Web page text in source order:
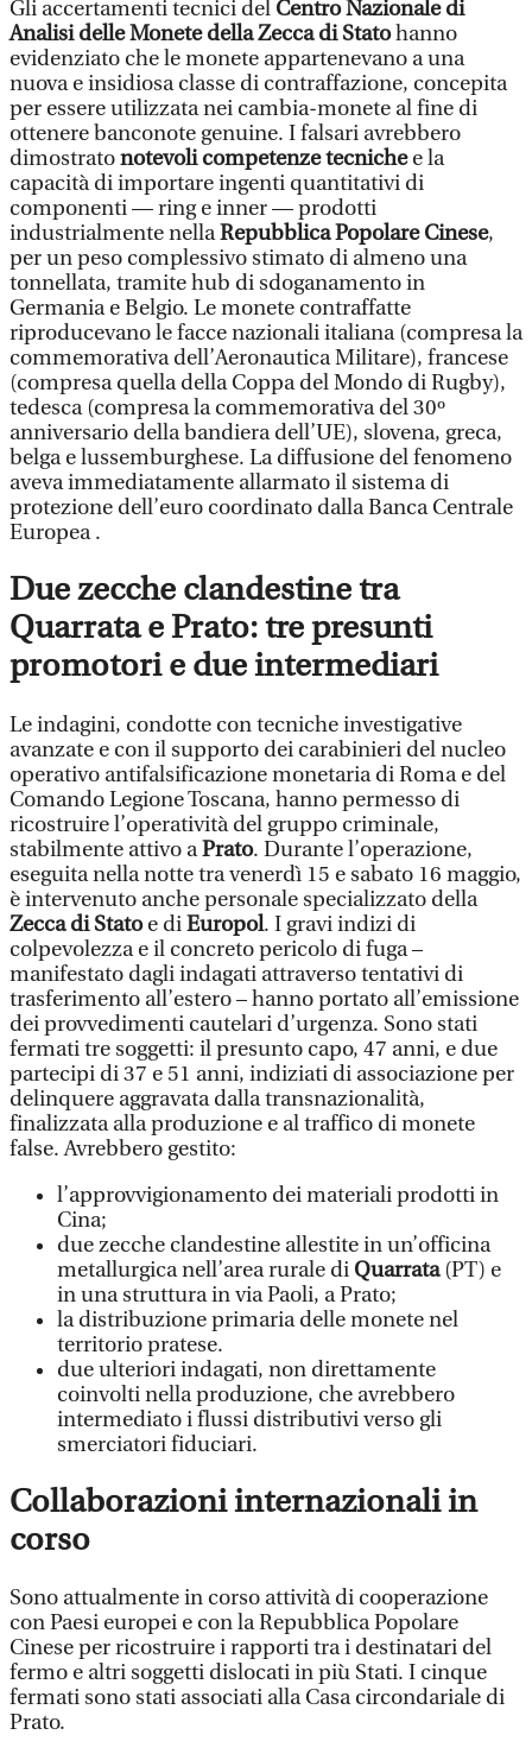
Gli accertamenti tecnici del Centro Nazionale di
Analisi delle Monete della Zecca di Statohanno
evidenziato che le monete appartenevano a una
nuova e insidiosa classe di contraffazione, concepita
per essere utilizzata nei cambia-monete al fine di
ottenere banconote genuine. I falsari avrebbero
dimostratonotevoli competenze tecnichee la
capacità di importare ingenti quantitativi di
componenti — ring e inner — prodotti
industrialmente nellaRepubblica Popolare Cinese,
per un peso complessivo stimato di almeno una
tonnellata, tramite hub di sdoganamento in
Germania e Belgio. Le monete contraffatte
riproducevano le facce nazionali italiana (compresa la
commemorativa dell’Aeronautica Militare), francese
(compresa quella della Coppa del Mondo di Rugby),
tedesca (compresa la commemorativa del 30º
anniversario della bandiera dell’UE), slovena, greca,
belga e lussemburghese. La diffusione del fenomeno
aveva immediatamente allarmato il sistema di
protezione dell’euro coordinato dalla Banca Centrale
Europea .
Due zecche clandestine tra
Quarrata e Prato: tre presunti
promotori e due intermediari
Le indagini, condotte con tecniche investigative
avanzate e con il supporto dei carabinieri del nucleo
operativo antifalsificazione monetaria di Roma e del
Comando Legione Toscana, hanno permesso di
ricostruire l’operatività del gruppo criminale,
stabilmente attivo aPrato. Durante l’operazione,
eseguita nella notte tra venerdì 15 e sabato 16 maggio,
è intervenuto anche personale specializzato della
Zecca di Statoe diEuropol. I gravi indizi di
colpevolezza e il concreto pericolo di fuga –
manifestato dagli indagati attraverso tentativi di
trasferimento all’estero – hanno portato all’emissione
dei provvedimenti cautelari d’urgenza. Sono stati
fermati tre soggetti: il presunto capo, 47 anni, e due
partecipi di 37 e 51 anni, indiziati di associazione per
delinquere aggravata dalla transnazionalità,
finalizzata alla produzione e al traffico di monete
false. Avrebbero gestito:
l’approvvigionamento dei materiali prodotti in
Cina;
due zecche clandestine allestite in un’officina
metallurgica nell’area rurale di Quarrata(PT) e
in una struttura in via Paoli, a Prato;
la distribuzione primaria delle monete nel
territorio pratese.
due ulteriori indagati, non direttamente
coinvolti nella produzione, che avrebbero
intermediato i flussi distributivi verso gli
smerciatori fiduciari.
Collaborazioni internazionali in
corso
Sono attualmente in corso attività di cooperazione
con Paesi europei e con la Repubblica Popolare
Cinese per ricostruire i rapporti tra i destinatari del
fermo e altri soggetti dislocati in più Stati. I cinque
fermati sono stati associati alla Casa circondariale di
Prato.